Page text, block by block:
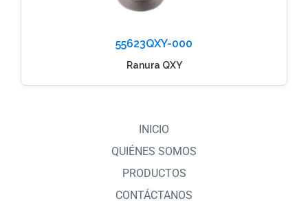
55623QXY-000
Ranura QXY
INICIO
QUIÉNES SOMOS
PRODUCTOS
CONTÁCTANOS